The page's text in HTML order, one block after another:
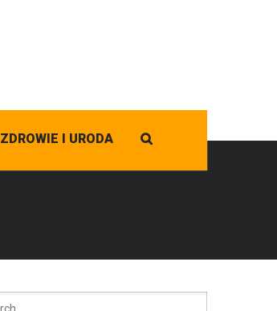
ZDROWIE I URODA